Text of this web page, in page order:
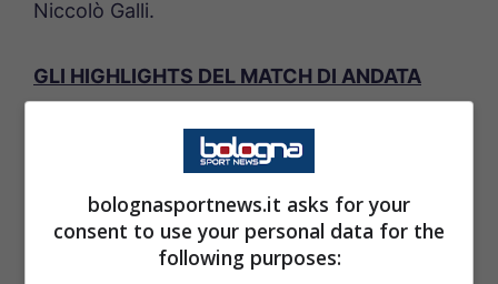
Niccolò Galli.
GLI HIGHLIGHTS DEL MATCH DI ANDATA
bolognasportnews.it asks for your
consent to use your personal data for the
following purposes: